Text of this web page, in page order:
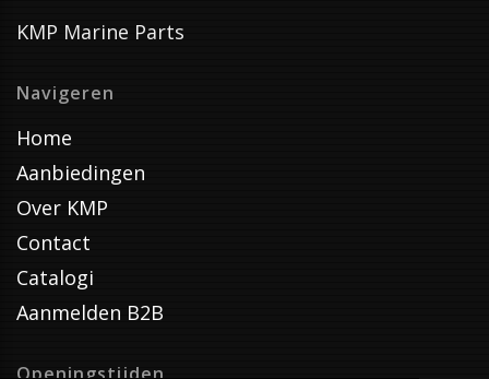
KMP Marine Parts
Navigeren
Home
Aanbiedingen
Over KMP
Contact
Catalogi
Aanmelden B2B
Openingstijden